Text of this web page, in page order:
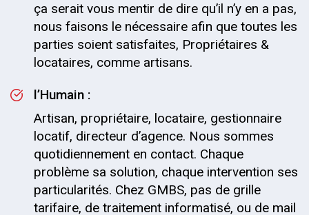
ça serait vous mentir de dire qu’il n’y en a pas,
nous faisons le nécessaire afin que toutes les
parties soient satisfaites, Propriétaires &
locataires, comme artisans.
l’Humain :
Artisan, propriétaire, locataire, gestionnaire
locatif, directeur d’agence. Nous sommes
quotidiennement en contact. Chaque
problème sa solution, chaque intervention ses
particularités. Chez GMBS, pas de grille
tarifaire, de traitement informatisé, ou de mail